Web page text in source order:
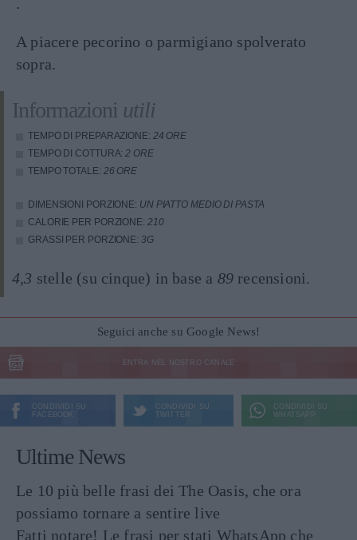
A piacere pecorino o parmigiano spolverato
sopra.
Informazioni utili
TEMPO DI PREPARAZIONE: 24 ORE
TEMPO DI COTTURA:2 ORE
TEMPO TOTALE: 26 ORE
DIMENSIONI PORZIONE: UN PIATTO MEDIO DI PASTA
CALORIE PER PORZIONE: 210
GRASSI PER PORZIONE: 3G
4,3 stelle (su cinque) in base a 89 recensioni.
Seguici anche su Google News!
ENTRA NEL NOSTRO CANALE
CONDIVIDI SU
FACEBOOK
CONDIVIDI SU
TWITTER
CONDIVIDI SU
WHATSAPP
Ultime News
Le 10 più belle frasi dei The Oasis, che ora
possiamo tornare a sentire live
Fatti notare! Le frasi per stati WhatsApp che